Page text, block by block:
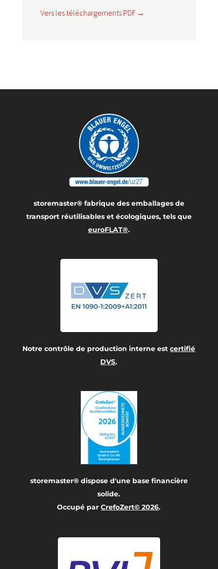
Vers les téléchargements PDF →
storemaster® fabrique des emballages de
transport réutilisables et écologiques, tels que
euroFLAT®.
Notre contrôle de production interne estcertifié
DVS.
storemaster® dispose d'une base financière
solide.
Occupé parCrefoZert© 2026.